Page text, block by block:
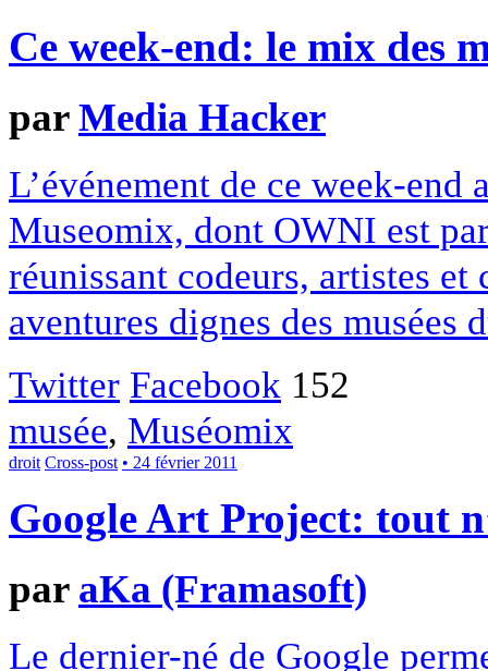
Ce week-end: le mix des
parMedia Hacker
L’événement de ce week-
Museomix, dont OWNI est
réunissant codeurs, artistes
aventures dignes des
Twitter Facebook 152
musée, Muséomix
droit Cross-post • 24 février 2011
Google Art Project: tout
par aKa (Framasoft)
Le dernier-né de Google